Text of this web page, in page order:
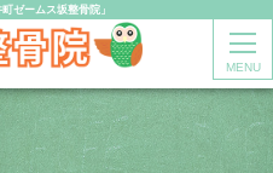
ゼームス坂整骨院」
MENU